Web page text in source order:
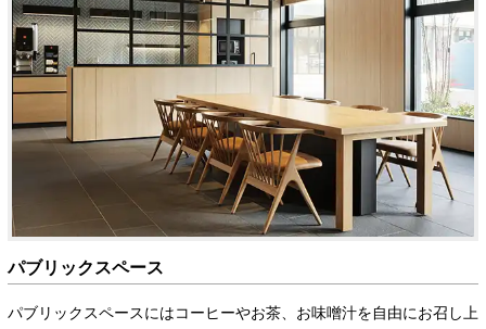
パブリックスペース
パブリックスペースにはコーヒーやお茶、お味噌汁を自由にお召し上